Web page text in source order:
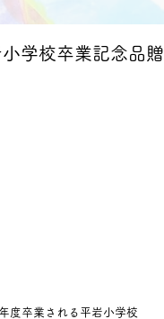
学校卒業記念品贈
度卒業される平岩小学校